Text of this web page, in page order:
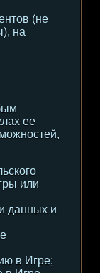
(не
на
ее
или
данных и
в Игре;